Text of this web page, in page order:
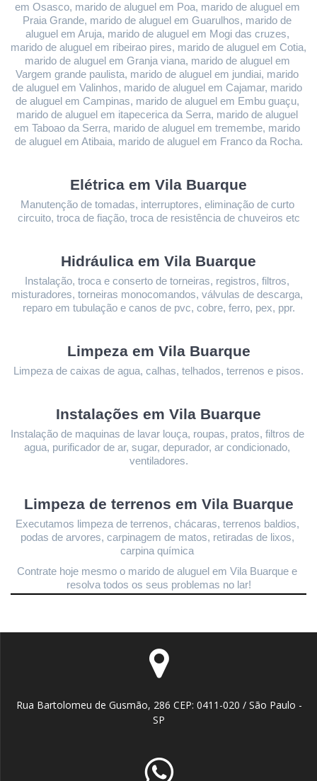
em Osasco, marido de aluguel em Poa, marido de aluguel em
Praia Grande, marido de aluguel em Guarulhos, marido de
aluguel em Aruja, marido de aluguel em Mogi das cruzes,
marido de aluguel em ribeirao pires, marido de aluguel em Cotia,
marido de aluguel em Granja viana, marido de aluguel em
Vargem grande paulista, marido de aluguel em jundiai, marido
de aluguel em Valinhos, marido de aluguel em Cajamar, marido
de aluguel em Campinas, marido de aluguel em Embu guaçu,
marido de aluguel em itapecerica da Serra, marido de aluguel
em Taboao da Serra, marido de aluguel em tremembe, marido
de aluguel em Atibaia, marido de aluguel em Franco da Rocha.
Elétrica em Vila Buarque
Manutenção de tomadas, interruptores, eliminação de curto
circuito, troca de fiação, troca de resistência de chuveiros etc
Hidráulica em Vila Buarque
Instalação, troca e conserto de torneiras, registros, filtros,
misturadores, torneiras monocomandos, válvulas de descarga,
reparo em tubulação e canos de pvc, cobre, ferro, pex, ppr.
Limpeza em Vila Buarque
Limpeza de caixas de agua, calhas, telhados, terrenos e pisos.
Instalações em Vila Buarque
Instalação de maquinas de lavar louça, roupas, pratos, filtros de
agua, purificador de ar, sugar, depurador, ar condicionado,
ventiladores.
Limpeza de terrenos em Vila Buarque
Executamos limpeza de terrenos, chácaras, terrenos baldios,
podas de arvores, carpinagem de matos, retiradas de lixos,
carpina química
Contrate hoje mesmo o marido de aluguel em Vila Buarque e
resolva todos os seus problemas no lar!
Rua Bartolomeu de Gusmão, 286 CEP: 0411-020 / São Paulo -
SP